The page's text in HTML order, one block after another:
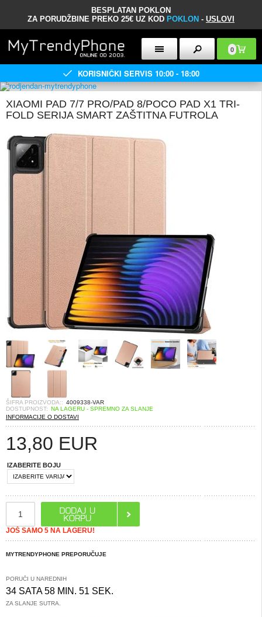
BESPLATAN POKLON
ZA PORUDŽBINE PREKO 25€ UZ KOD POKLON - USLOVI
0
KORISNIČKI SERVIS 10:00 - 18:00
XIAOMI PAD 7/7 PRO/PAD 8/POCO PAD X1 TRI-
FOLD SERIJA SMART ZAŠTITNA FUTROLA
ŠIFRA PROIZVODA:: 4009338-VAR
DOSTUPNOST: NA LAGERU - SPREMNO ZA SLANJE
INFORMACIJE O DOSTAVI
13,80 EUR
IZABERITE BOJU
JOŠ SAMO 5 NA LAGERU!
MYTRENDYPHONE PREPORUČUJE
PORUČI U NAREDNIH
34 SATA 58 MIN. 51 SEK.
ZA SLANJE SUTRA.